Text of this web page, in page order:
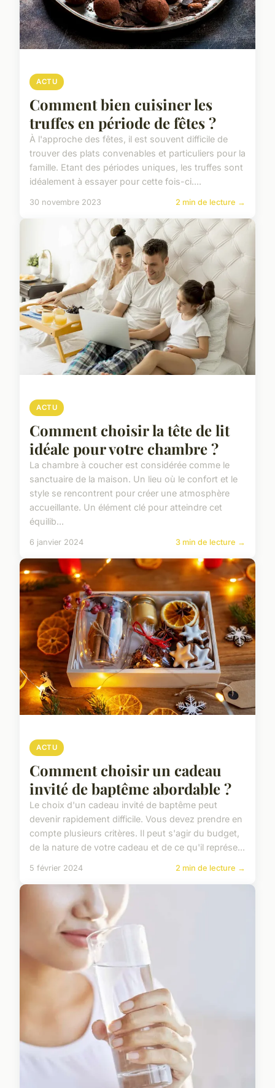
ACTU
Comment bien cuisiner les
truffes en période de fêtes ?
À l'approche des fêtes, il est souvent difficile de
trouver des plats convenables et particuliers pour la
famille. Etant des périodes uniques, les truffes sont
idéalement à essayer pour cette fois-ci....
30 novembre 2023 2 min de lecture →
ACTU
Comment choisir la tête de lit
idéale pour votre chambre ?
La chambre à coucher est considérée comme le
sanctuaire de la maison. Un lieu où le confort et le
style se rencontrent pour créer une atmosphère
accueillante. Un élément clé pour atteindre cet
équilib...
6 janvier 2024 3 min de lecture →
ACTU
Comment choisir un cadeau
invité de baptême abordable ?
Le choix d'un cadeau invité de baptême peut
devenir rapidement difficile. Vous devez prendre en
compte plusieurs critères. Il peut s'agir du budget,
de la nature de votre cadeau et de ce qu'il représe...
5 février 2024 2 min de lecture →